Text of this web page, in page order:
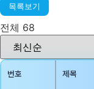
목록보기
전체 68
번호 제목